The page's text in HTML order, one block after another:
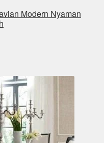
Modern Nyaman